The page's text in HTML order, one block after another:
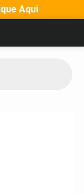
Aqui